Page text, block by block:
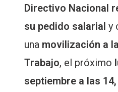
Directivo Nacional
su pedido salarial y
una movilización a
Trabajo, el próximo
septiembre a las 14,